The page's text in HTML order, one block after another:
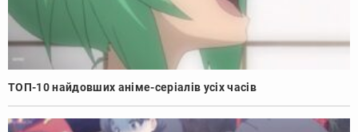
ТОП-10 найдовших аніме-серіалів усіх часів